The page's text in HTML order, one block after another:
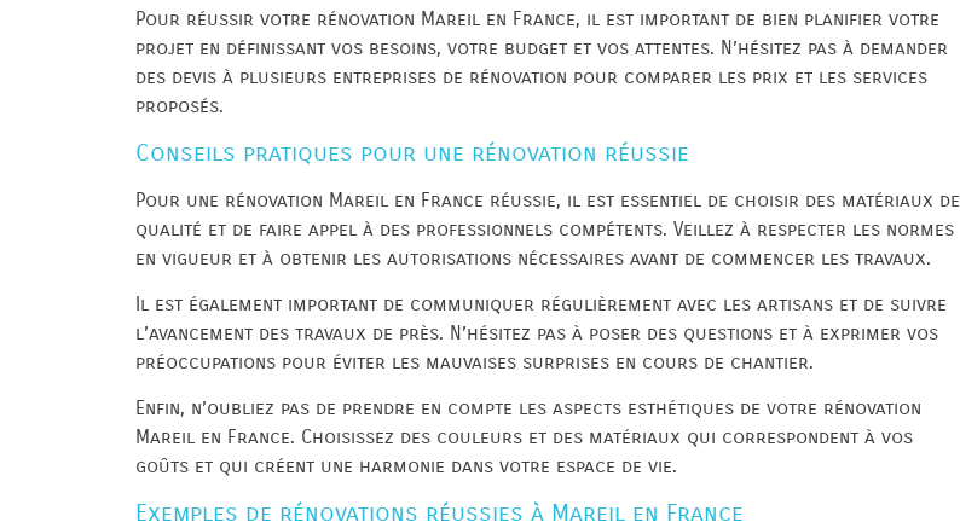
Pour réussir votre rénovation Mareil en France, il est important de bien planifier votre
projet en définissant vos besoins, votre budget et vos attentes. N’hésitez pas à demander
des devis à plusieurs entreprises de rénovation pour comparer les prix et les services
proposés.
Conseils pratiques pour une rénovation réussie
Pour une rénovation Mareil en France réussie, il est essentiel de choisir des matériaux de
qualité et de faire appel à des professionnels compétents. Veillez à respecter les normes
en vigueur et à obtenir les autorisations nécessaires avant de commencer les travaux.
Il est également important de communiquer régulièrement avec les artisans et de suivre
l’avancement des travaux de près. N’hésitez pas à poser des questions et à exprimer vos
préoccupations pour éviter les mauvaises surprises en cours de chantier.
Enfin, n’oubliez pas de prendre en compte les aspects esthétiques de votre rénovation
Mareil en France. Choisissez des couleurs et des matériaux qui correspondent à vos
goûts et qui créent une harmonie dans votre espace de vie.
Exemples de rénovations réussies à Mareil en France